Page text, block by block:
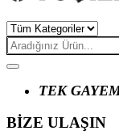
TEK
BİZE ULAŞIN